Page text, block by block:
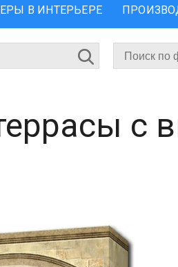
В ИНТЕРЬЕРЕ
с